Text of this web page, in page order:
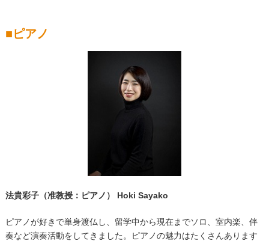
■ピアノ
法貴彩子（准教授：ピアノ） Hoki Sayako
ピアノが好きで単身渡仏し、留学中から現在までソロ、室内楽、伴
奏など演奏活動をしてきました。ピアノの魅力はたくさんあります